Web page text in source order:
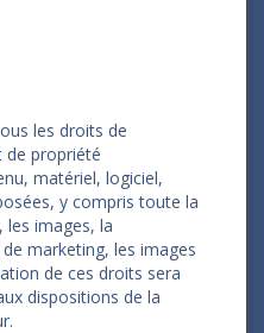
les droits de
de propriété
matériel, logiciel,
y compris toute la
les images, la
marketing, les images
de ces droits sera
dispositions de la